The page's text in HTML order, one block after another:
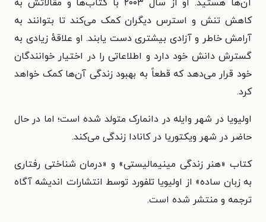
آن‌ها هستید. او از سال ۲۰۰۳ با کتاب‌ها و مقالاتش به
کاهش تنش و استرس دیگران کمک می‌کند تا بتوانند به
آرامش خاطر و آزادی بیشتری دست یابند. او علاقهٔ زیادی به
گسترش دانش خود دارد و اطلاعاتی را در اختیار خوانندگان
خود قرار می‌دهد که قطعاً به بهبود زندگی آن‌ها کمک خواهد
کرد.
اولیویا در شهر وایله در دانمارک متولد شده است؛ اما در حال
حاضر در شهر ویکتوریا در کانادا زندگی می‌کند.
کتاب «هنر زندگی مینیمالیستی» و «درمان شناختی رفتاری
به زبان ساده» از اولیویا تلفورد توسط انتشارات اندیشه آگاه
ترجمه و منتشر شده است.